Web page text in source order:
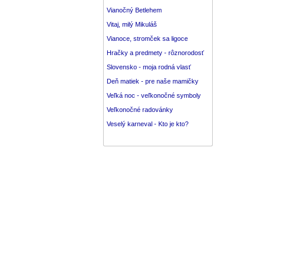
Vianočný Betlehem
Vitaj, milý Mikuláš
Vianoce, stromček sa ligoce
Hračky a predmety - rôznorodosť
Slovensko - moja rodná vlasť
Deň matiek - pre naše mamičky
Veľká noc - veľkonočné symboly
Veľkonočné radovánky
Veselý karneval - Kto je kto?